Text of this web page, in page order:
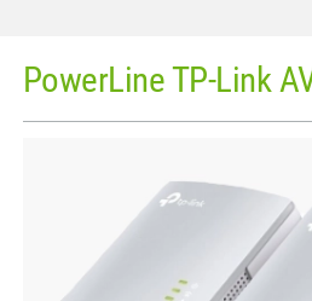
PowerLine TP-Link